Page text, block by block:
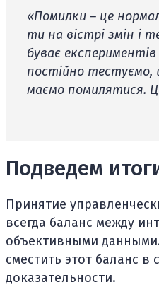
«Помилки – це
ти на вістрі змін і
буває
постійно тестуємо,
маємо помилятися.
Подведем
Принятие
всегда баланс между
объективными данными.
сместить этот баланс в
доказательности.